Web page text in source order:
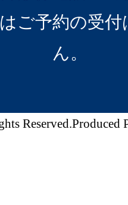
ご予約の受
ん。
Reserved.Produced